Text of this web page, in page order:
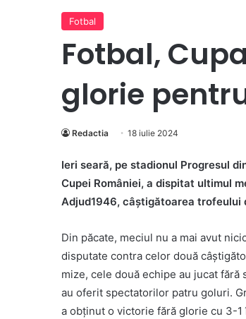
Fotbal
Fotbal,
glorie
Redactia 18 iulie 2024
Ieri seară, pe stadionul Progresul
Cupei României, a dispitat ultimul
Adjud1946, câștigătoarea trofeului
Din păcate, meciul nu a mai avut
disputate contra celor două
mize, cele două echipe au jucat
au oferit spectatorilor patru goluri.
a obținut o victorie fără glorie cu 3-